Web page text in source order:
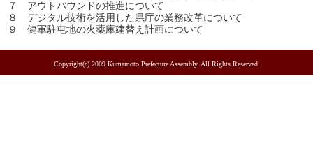
７ アウトバウンドの推進について
８ デジタル技術を活用した県庁の業務改革について
９ 健軍駐屯地の火薬庫建替え計画について
Copyright(c) 2009 Kumamoto Prefecture Assembly. All Rights Reserved.